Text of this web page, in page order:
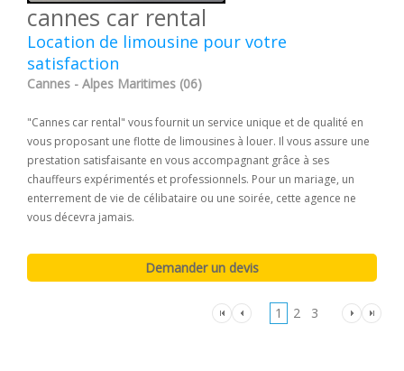
cannes car rental
Location de limousine pour votre
satisfaction
Cannes - Alpes Maritimes (06)
"Cannes car rental" vous fournit un service unique et de qualité en
vous proposant une flotte de limousines à louer. Il vous assure une
prestation satisfaisante en vous accompagnant grâce à ses
chauffeurs expérimentés et professionnels. Pour un mariage, un
enterrement de vie de célibataire ou une soirée, cette agence ne
vous décevra jamais.
1 2 3